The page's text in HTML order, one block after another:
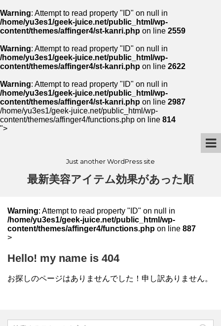
Warning: Attempt to read property "ID" on null in
/home/yu3es1/geek-juice.net/public_html/wp-
content/themes/affinger4/st-kanri.php on line 2559
Warning: Attempt to read property "ID" on null in
/home/yu3es1/geek-juice.net/public_html/wp-
content/themes/affinger4/st-kanri.php on line 2622
Warning: Attempt to read property "ID" on null in
/home/yu3es1/geek-juice.net/public_html/wp-
content/themes/affinger4/st-kanri.php on line 2987
/home/yu3es1/geek-juice.net/public_html/wp-
content/themes/affinger4/functions.php on line 814
">
Just another WordPress site
最新美容アイテム効果があった順
Warning: Attempt to read property "ID" on null in
/home/yu3es1/geek-juice.net/public_html/wp-
content/themes/affinger4/functions.php on line 887
>
Hello! my name is 404
お探しのページはありませんでした！申し訳ありません。